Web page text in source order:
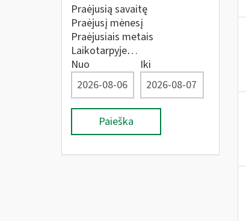
Praėjusią savaitę
Praėjusį mėnesį
Praėjusiais metais
Laikotarpyje…
Nuo
Iki
Paieška